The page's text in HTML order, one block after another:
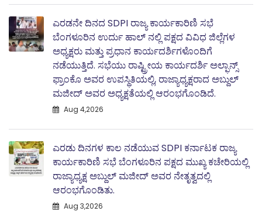
ಎರಡನೇ ದಿನದ SDPI ರಾಜ್ಯ ಕಾರ್ಯಕಾರಿಣಿ ಸಭೆ
ಬೆಂಗಳೂರಿನ ಉರ್ದು ಹಾಲ್ ನಲ್ಲಿ ಪಕ್ಷದ ವಿವಿಧ ಜಿಲ್ಲೆಗಳ
ಅಧ್ಯಕ್ಷರು ಮತ್ತು ಪ್ರಧಾನ ಕಾರ್ಯದರ್ಶಿಗಳೊಂದಿಗೆ
ನಡೆಯುತ್ತಿದೆ. ಸಭೆಯು ರಾಷ್ಟ್ರೀಯ ಕಾರ್ಯದರ್ಶಿ ಅಲ್ಫಾನ್ಸ್
ಫ್ರಾಂಕೊ ಅವರ ಉಪಸ್ಥಿತಿಯಲ್ಲಿ, ರಾಜ್ಯಾಧ್ಯಕ್ಷರಾದ ಅಬ್ದುಲ್‌
ಮಜೀದ್‌ ಅವರ ಅಧ್ಯಕ್ಷತೆಯಲ್ಲಿ ಆರಂಭಗೊಂಡಿದೆ.
Aug 4,2026
ಎರಡು ದಿನಗಳ ಕಾಲ ನಡೆಯುವ SDPI ಕರ್ನಾಟಕ ರಾಜ್ಯ
ಕಾರ್ಯಕಾರಿಣಿ ಸಭೆ ಬೆಂಗಳೂರಿನ ಪಕ್ಷದ ಮುಖ್ಯ ಕಚೇರಿಯಲ್ಲಿ
ರಾಜ್ಯಾಧ್ಯಕ್ಷ ಅಬ್ದುಲ್‌ ಮಜೀದ್ ಅವರ ನೇತೃತ್ವದಲ್ಲಿ
ಆರಂಭಗೊಂಡಿತು.
Aug 3,2026